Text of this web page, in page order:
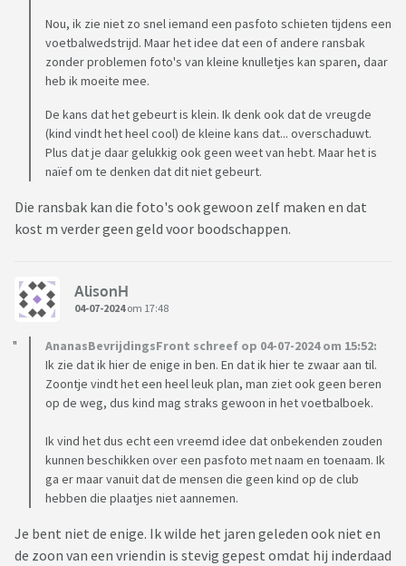
Nou, ik zie niet zo snel iemand een pasfoto schieten tijdens een
voetbalwedstrijd. Maar het idee dat een of andere ransbak
zonder problemen foto's van kleine knulletjes kan sparen, daar
heb ik moeite mee.
De kans dat het gebeurt is klein. Ik denk ook dat de vreugde
(kind vindt het heel cool) de kleine kans dat... overschaduwt.
Plus dat je daar gelukkig ook geen weet van hebt. Maar het is
naïef om te denken dat dit niet gebeurt.
Die ransbak kan die foto's ook gewoon zelf maken en dat
kost m verder geen geld voor boodschappen.
AlisonH
04-07-2024om 17:48
AnanasBevrijdingsFront schreef op 04-07-2024 om 15:52:
Ik zie dat ik hier de enige in ben. En dat ik hier te zwaar aan til.
Zoontje vindt het een heel leuk plan, man ziet ook geen beren
op de weg, dus kind mag straks gewoon in het voetbalboek.
Ik vind het dus echt een vreemd idee dat onbekenden zouden
kunnen beschikken over een pasfoto met naam en toenaam. Ik
ga er maar vanuit dat de mensen die geen kind op de club
hebben die plaatjes niet aannemen.
Je bent niet de enige. Ik wilde het jaren geleden ook niet en
de zoon van een vriendin is stevig gepest omdat hij inderdaad